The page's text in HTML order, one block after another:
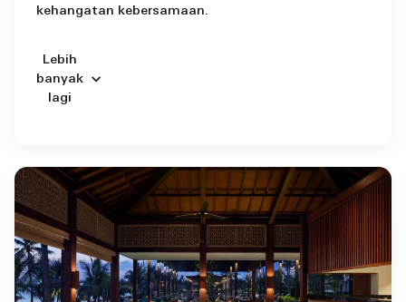
kehangatan kebersamaan.
Lebih
banyak
lagi